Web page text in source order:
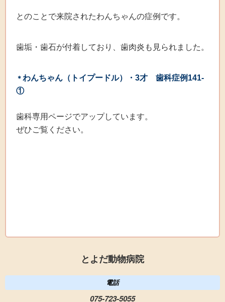
とのことで来院されたわんちゃんの症例です。
歯垢・歯石が付着しており、歯肉炎も見られました。
＊ わんちゃん（トイプードル）・3才 歯科症例141-
①
歯科専用ページでアップしています。
ぜひご覧ください。
とよだ動物病院
電話
075-723-5055